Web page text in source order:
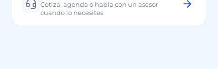
Cotiza, agenda o habla con un asesor
cuando lo necesites.